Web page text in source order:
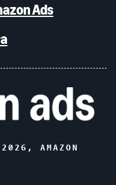
Ads
2026 , AMAZON